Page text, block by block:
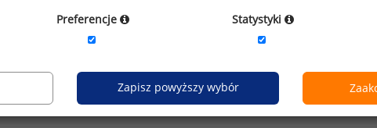
grupa stanowisk: finanse i controlling
Jak uzyskać dostęp do raportu?
Preferencje Statystyki
Zapisz powyższy wybór